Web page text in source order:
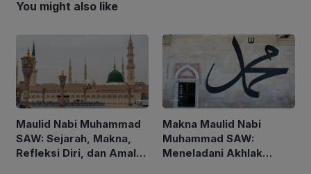
You might also like
Maulid Nabi Muhammad
SAW: Sejarah, Makna,
Refleksi Diri, dan Amalan
Makna Maulid Nabi
Muhammad SAW:
Meneladani Akhlak